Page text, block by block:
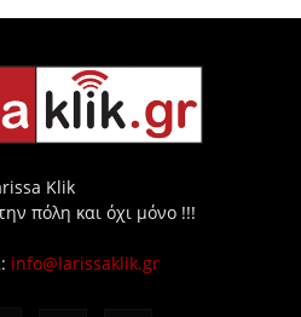
Klik
πόλη και όχι μόνο !!!
info@larissaklik.gr